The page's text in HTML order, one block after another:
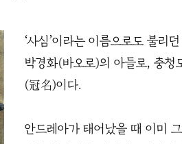
‘사심’이라는 이름으로도 불리
박경화(바오로)의 아들로, 충청
(冠名)이다.
안드레아가 태어났을 때 이미